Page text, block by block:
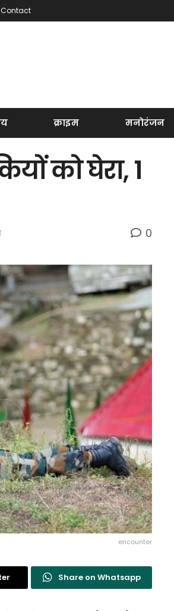
Contact
क्राइम मनोरंजन
को घेरा, 1
0
encounter
Share on Whatsapp